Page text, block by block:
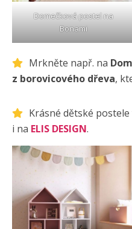
Domečková postel na
Bonami
Mrkněte např. na
z borovicového dřeva,
Krásné dětské
i na ELIS DESIGN.